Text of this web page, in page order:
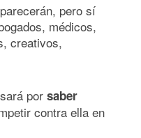
pero sí
médicos,
creativos,
por saber
contra ella en